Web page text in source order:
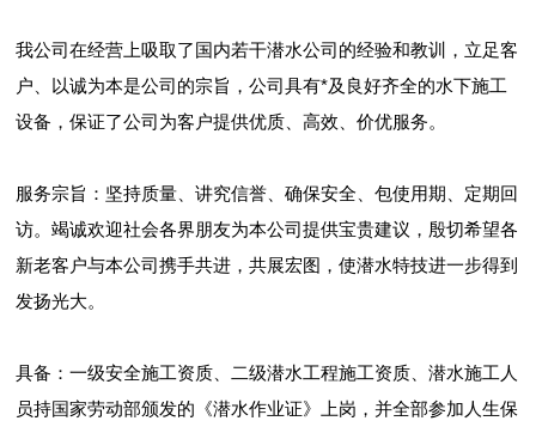
我公司在经营上吸取了国内若干潜水公司的经验和教训，立足客
户、以诚为本是公司的宗旨，公司具有*及良好齐全的水下施工
设备，保证了公司为客户提供优质、高效、价优服务。
服务宗旨：坚持质量、讲究信誉、确保安全、包使用期、定期回
访。竭诚欢迎社会各界朋友为本公司提供宝贵建议，殷切希望各
新老客户与本公司携手共进，共展宏图，使潜水特技进一步得到
发扬光大。
具备：一级安全施工资质、二级潜水工程施工资质、潜水施工人
员持国家劳动部颁发的《潜水作业证》上岗，并全部参加人生保